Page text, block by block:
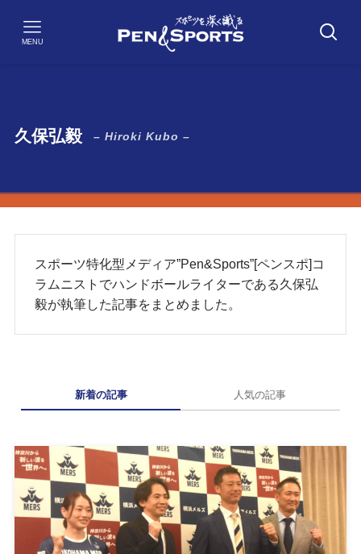
MENU
久保弘毅 – Hiroki Kubo –
スポーツ特化型メディア”Pen&Sports”[ペンスポ]コ
ラムニストでハンドボールライターである久保弘
毅が執筆した記事をまとめました。
新着の記事 人気の記事